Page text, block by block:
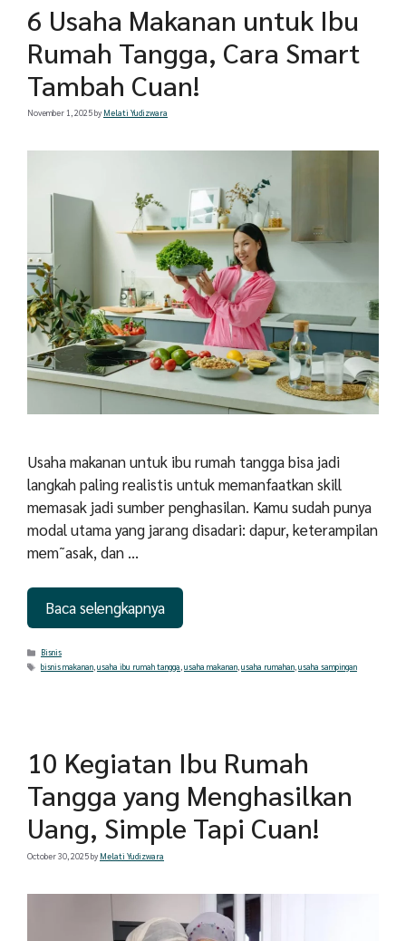
6 Usaha Makanan untuk Ibu
Rumah Tangga, Cara Smart
Tambah Cuan!
November 1, 2025by Melati Yudizwara
Usaha makanan untuk ibu rumah tangga bisa jadi
langkah paling realistis untuk memanfaatkan skill
memasak jadi sumber penghasilan. Kamu sudah punya
modal utama yang jarang disadari: dapur, keterampilan
mem˜asak, dan …
Baca selengkapnya
Categories
Bisnis
Tags
bisnis makanan, usaha ibu rumah tangga usaha makanan, usaha rumahan, usaha sampingan
10 Kegiatan Ibu Rumah
Tangga yang Menghasilkan
Uang, Simple Tapi Cuan!
October 30, 2025by Melati Yudizwara